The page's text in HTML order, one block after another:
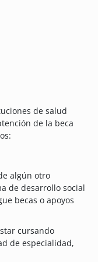
de salud
de la beca
algún otro
de desarrollo social
becas o apoyos
cursando
de especialidad,